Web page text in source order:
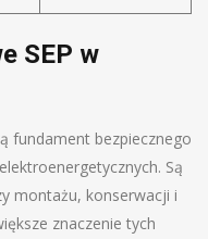
SEP w
fundament bezpiecznego
Są
montażu, konserwacji i
znaczenie tych